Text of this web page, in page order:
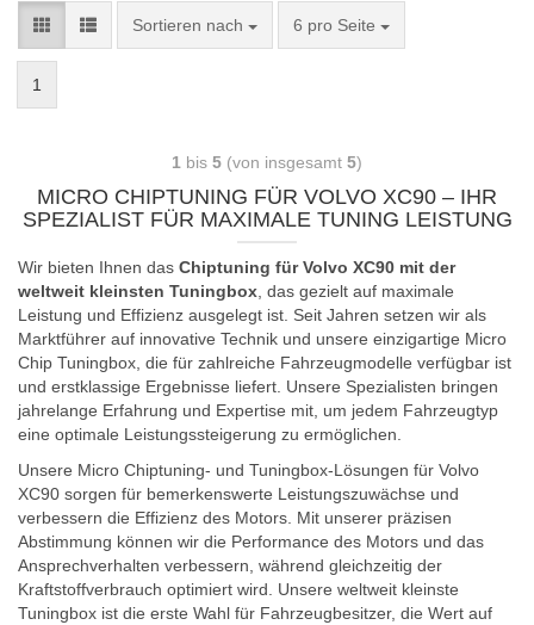
Sortieren nach 6 pro Seite
1
1 bis 5 (von insgesamt 5)
MICRO CHIPTUNING FÜR VOLVO XC90 – IHR
SPEZIALIST FÜR MAXIMALE TUNING LEISTUNG
Wir bieten Ihnen das Chiptuning für Volvo XC90 mit der
weltweit kleinsten Tuningbox, das gezielt auf maximale
Leistung und Effizienz ausgelegt ist. Seit Jahren setzen wir als
Marktführer auf innovative Technik und unsere einzigartige Micro
Chip Tuningbox, die für zahlreiche Fahrzeugmodelle verfügbar ist
und erstklassige Ergebnisse liefert. Unsere Spezialisten bringen
jahrelange Erfahrung und Expertise mit, um jedem Fahrzeugtyp
eine optimale Leistungssteigerung zu ermöglichen.
Unsere Micro Chiptuning- und Tuningbox-Lösungen für Volvo
XC90 sorgen für bemerkenswerte Leistungszuwächse und
verbessern die Effizienz des Motors. Mit unserer präzisen
Abstimmung können wir die Performance des Motors und das
Ansprechverhalten verbessern, während gleichzeitig der
Kraftstoffverbrauch optimiert wird. Unsere weltweit kleinste
Tuningbox ist die erste Wahl für Fahrzeugbesitzer, die Wert auf